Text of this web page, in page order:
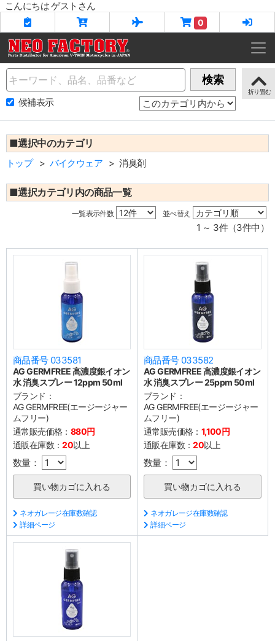
こんにちは ゲストさん
0
Name 検索
候補表示
■選択中のカテゴリ
トップ バイクウェア 消臭剤
■選択カテゴリ内の商品一覧
一覧表示件数 並べ替え
1 ～ 3件（3件中）
商品番号 033581
AG GERMFREE 高濃度銀イオン
水 消臭スプレー 12ppm 50ml
ブランド：
AG GERMFREE(エージージャー
ムフリー)
通常販売価格： 880円
通販在庫数：20以上
数量：
ネオガレージ在庫数確認
詳細ページ
商品番号 033582
AG GERMFREE 高濃度銀イオン
水 消臭スプレー 25ppm 50ml
ブランド：
AG GERMFREE(エージージャー
ムフリー)
通常販売価格： 1,100円
通販在庫数：20以上
数量：
ネオガレージ在庫数確認
詳細ページ